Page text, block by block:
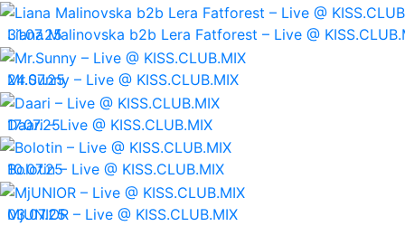
31.07.25
Liana Malinovska b2b Lera Fatforest – Live @
24.07.25
Mr.Sunny – Live @ KISS.CLUB.MIX
17.07.25
Daari – Live @ KISS.CLUB.MIX
10.07.25
Bolotin – Live @ KISS.CLUB.MIX
03.07.25
MjUNIOR – Live @ KISS.CLUB.MIX